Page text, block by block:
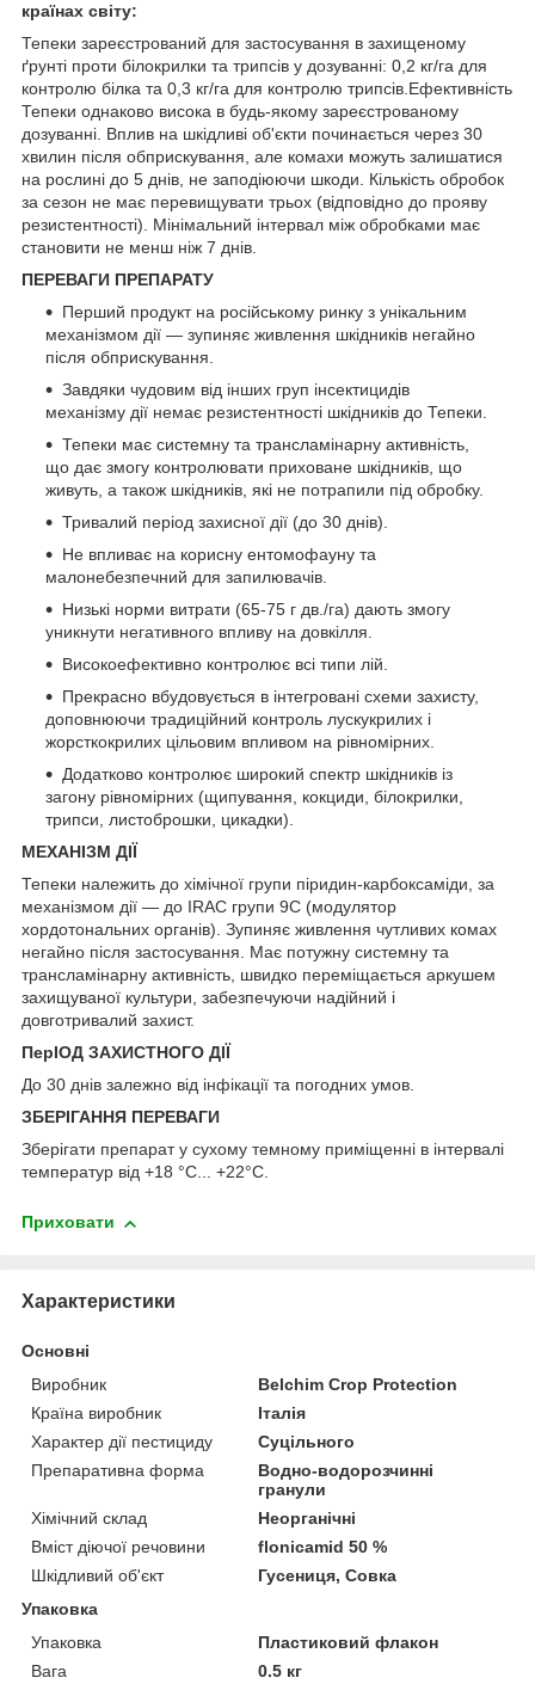
країнах світу:
Тепеки зареєстрований для застосування в захищеному
ґрунті проти білокрилки та трипсів у дозуванні: 0,2 кг/га для
контролю білка та 0,3 кг/га для контролю трипсів.Ефективність
Тепеки однаково висока в будь-якому зареєстрованому
дозуванні. Вплив на шкідливі об'єкти починається через 30
хвилин після обприскування, але комахи можуть залишатися
на рослині до 5 днів, не заподіюючи шкоди. Кількість обробок
за сезон не має перевищувати трьох (відповідно до прояву
резистентності). Мінімальний інтервал між обробками має
становити не менш ніж 7 днів.
ПЕРЕВАГИ ПРЕПАРАТУ
Перший продукт на російському ринку з унікальним
механізмом дії — зупиняє живлення шкідників негайно
після обприскування.
Завдяки чудовим від інших груп інсектицидів
механізму дії немає резистентності шкідників до Тепеки.
Тепеки має системну та трансламінарну активність,
що дає змогу контролювати приховане шкідників, що
живуть, а також шкідників, які не потрапили під обробку.
Тривалий період захисної дії (до 30 днів).
Не впливає на корисну ентомофауну та
малонебезпечний для запилювачів.
Низькі норми витрати (65-75 г дв./га) дають змогу
уникнути негативного впливу на довкілля.
Високоефективно контролює всі типи лій.
Прекрасно вбудовується в інтегровані схеми захисту,
доповнюючи традиційний контроль лускукрилих і
жорсткокрилих цільовим впливом на рівномірних.
Додатково контролює широкий спектр шкідників із
загону рівномірних (щипування, кокциди, білокрилки,
трипси, листоброшки, цикадки).
МЕХАНІЗМ ДІЇ
Тепеки належить до хімічної групи піридин-карбоксаміди, за
механізмом дії — до IRAC групи 9С (модулятор
хордотональних органів). Зупиняє живлення чутливих комах
негайно після застосування. Має потужну системну та
трансламінарну активність, швидко переміщається аркушем
захищуваної культури, забезпечуючи надійний і
довготривалий захист.
ПерІОД ЗАХИСТНОГО ДІЇ
До 30 днів залежно від інфікації та погодних умов.
ЗБЕРІГАННЯ ПЕРЕВАГИ
Зберігати препарат у сухому темному приміщенні в інтервалі
температур від +18 °C... +22°С.
Приховати
Характеристики
Основні
Виробник
Belchim Crop Protection
Країна виробник
Італія
Характер дії пестициду
Суцільного
Препаративна форма
Водно-водорозчинні
гранули
Хімічний склад
Неорганічні
Вміст діючої речовини
flonicamid 50 %
Шкідливий об'єкт
Гусениця, Совка
Упаковка
Упаковка
Пластиковий флакон
Вага
0.5 кг